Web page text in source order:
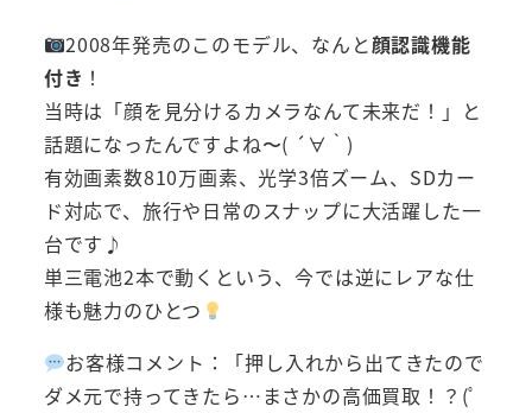
2008年発売のこのモデル、なんと顔認識機能
付き ！
当時は「顔を見分けるカメラなんて未来だ！」と
話題になったんですよね〜( ´∀｀)
有効画素数810万画素、光学3倍ズーム、SDカー
ド対応で、旅行や日常のスナップに大活躍した一
台です♪
単三電池2本で動くという、今では逆にレアな仕
様も魅力のひとつ
お客様コメント：「押し入れから出てきたので
ダメ元で持ってきたら…まさかの高価買取！？(ﾟ